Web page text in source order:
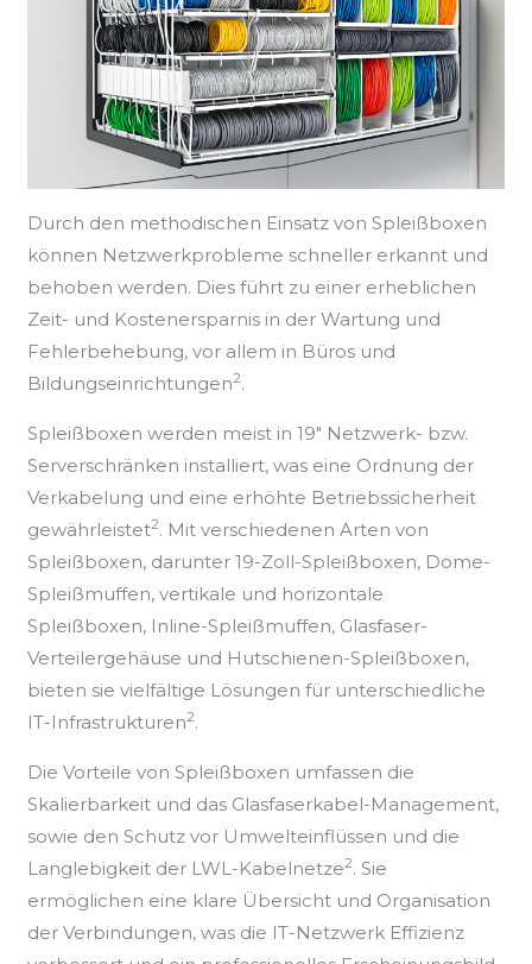
Durch den methodischen Einsatz von Spleißboxen
können Netzwerkprobleme schneller erkannt und
behoben werden. Dies führt zu einer erheblichen
Zeit- und Kostenersparnis in der Wartung und
Fehlerbehebung, vor allem in Büros und
Bildungseinrichtungen2.
Spleißboxen werden meist in 19″ Netzwerk- bzw.
Serverschränken installiert, was eine Ordnung der
Verkabelung und eine erhöhte Betriebssicherheit
gewährleistet2. Mit verschiedenen Arten von
Spleißboxen, darunter 19-Zoll-Spleißboxen, Dome-
Spleißmuffen, vertikale und horizontale
Spleißboxen, Inline-Spleißmuffen, Glasfaser-
Verteilergehäuse und Hutschienen-Spleißboxen,
bieten sie vielfältige Lösungen für unterschiedliche
IT-Infrastrukturen2.
Die Vorteile von Spleißboxen umfassen die
Skalierbarkeit und das Glasfaserkabel-Management,
sowie den Schutz vor Umwelteinflüssen und die
Langlebigkeit der LWL-Kabelnetze2. Sie
ermöglichen eine klare Übersicht und Organisation
der Verbindungen, was die IT-Netzwerk Effizienz